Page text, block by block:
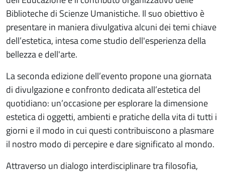
Biblioteche di Scienze Umanistiche. Il suo obiettivo è
presentare in maniera divulgativa alcuni dei temi chiave
dell’estetica, intesa come studio dell'esperienza della
bellezza e dell'arte.
La seconda edizione dell’evento propone una giornata
di divulgazione e confronto dedicata all’estetica del
quotidiano: un’occasione per esplorare la dimensione
estetica di oggetti, ambienti e pratiche della vita di tutti i
giorni e il modo in cui questi contribuiscono a plasmare
il nostro modo di percepire e dare significato al mondo.
Attraverso un dialogo interdisciplinare tra filosofia,